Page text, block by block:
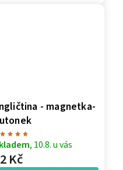
- magnetka-
, 10.8. u vás
Kč